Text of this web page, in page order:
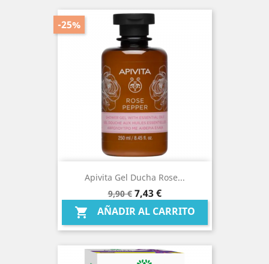
Apivita Gel Ducha Rose...
Precio
base
9,90 €
-25%
Precio
7,43 €
 AÑADIR AL CARRITO